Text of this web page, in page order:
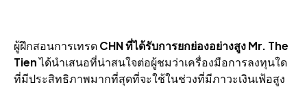
ผู้ฝึกสอนการเทรดCHN ที่ได้รับการยกย่องอย่างสูง Mr. The
Tienได้นําเสนอที่น่าสนใจต่อผู้ชมว่าเครื่องมือการลงทุนใด
ที่มีประสิทธิภาพมากที่สุดที่จะใช้ในช่วงที่มีภาวะเงินเฟ้อสูง